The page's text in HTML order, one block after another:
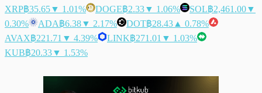
XRP฿35.65▼ 1.01% DOGE฿2.33▼ 1.06% SOL฿2,461.00▼
0.30%
ADA฿6.38▼ 2.17% DOT฿28.43 ▲ 0.78%
AVAX฿221.71 ▼ 4.39% LINK฿271.01 ▼ 1.03%
KUB฿20.33▼ 1.53%